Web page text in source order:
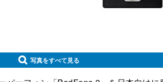
写真をすべて見る